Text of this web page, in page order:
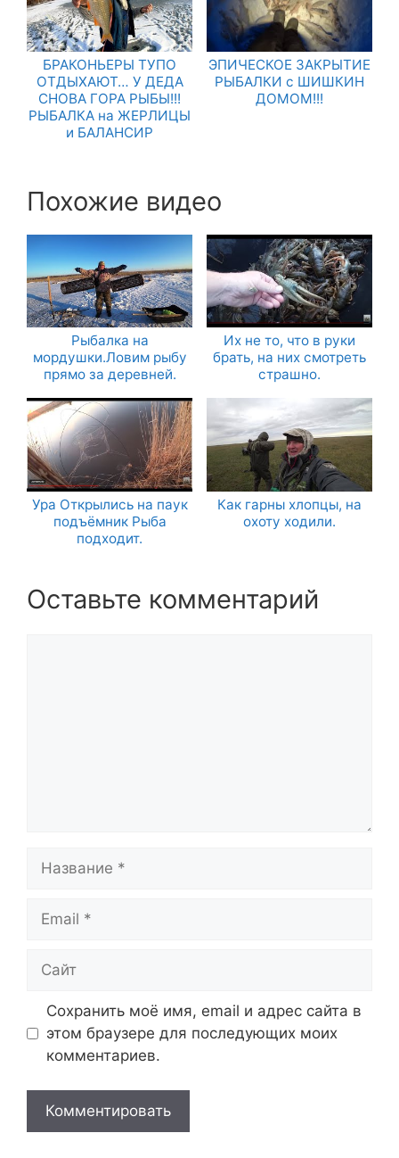
БРАКОНЬЕРЫ ТУПО
ОТДЫХАЮТ… У ДЕДА
СНОВА ГОРА РЫБЫ!!!
РЫБАЛКА на ЖЕРЛИЦЫ
и БАЛАНСИР
ЭПИЧЕСКОЕ ЗАКРЫТИЕ
РЫБАЛКИ с ШИШКИН
ДОМОМ!!!
Похожие видео
Рыбалка на
мордушки.Ловим рыбу
прямо за деревней.
Их не то, что в руки
брать, на них смотреть
страшно.
Ура Открылись на паук
подъёмник Рыба
подходит.
Как гарны хлопцы, на
охоту ходили.
Оставьте комментарий
Название
Email
Сайт
Сохранить моё имя, email и адрес сайта в
этом браузере для последующих моих
комментариев.